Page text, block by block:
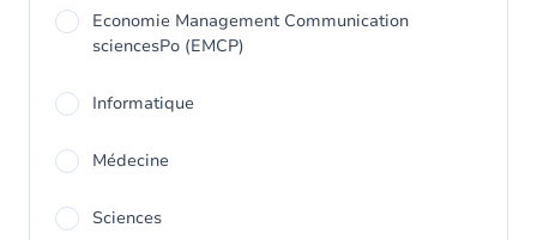
Economie Management Communication
sciencesPo (EMCP)
Informatique
Médecine
Sciences